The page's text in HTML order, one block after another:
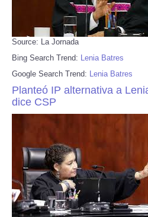
Source: La Jornada
Bing Search Trend:
Lenia Batres
Google Search Trend:
Lenia Batres
Planteó IP alternativa a
dice CSP